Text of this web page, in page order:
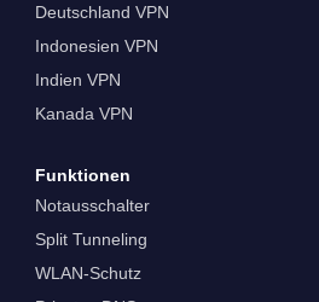
Deutschland VPN
Indonesien VPN
Indien VPN
Kanada VPN
Funktionen
Notausschalter
Split Tunneling
WLAN-Schutz